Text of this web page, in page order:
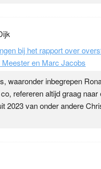
bij het rapport over
en Marc Jacobs
waaronder inbegrepen
refereren altijd graag naar
2023 van onder andere